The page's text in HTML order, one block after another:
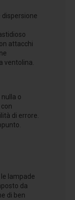
dispersione
attacchi
ventolina.
nulla o
di errore.
le lampade
da
di ben